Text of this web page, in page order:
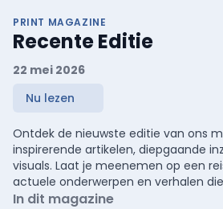
PRINT MAGAZINE
Recente Editie
22 mei 2026
Nu lezen
Ontdek de nieuwste editie van ons
inspirerende artikelen, diepgaande
visuals. Laat je meenemen op een
actuele onderwerpen en verhalen
In dit magazine